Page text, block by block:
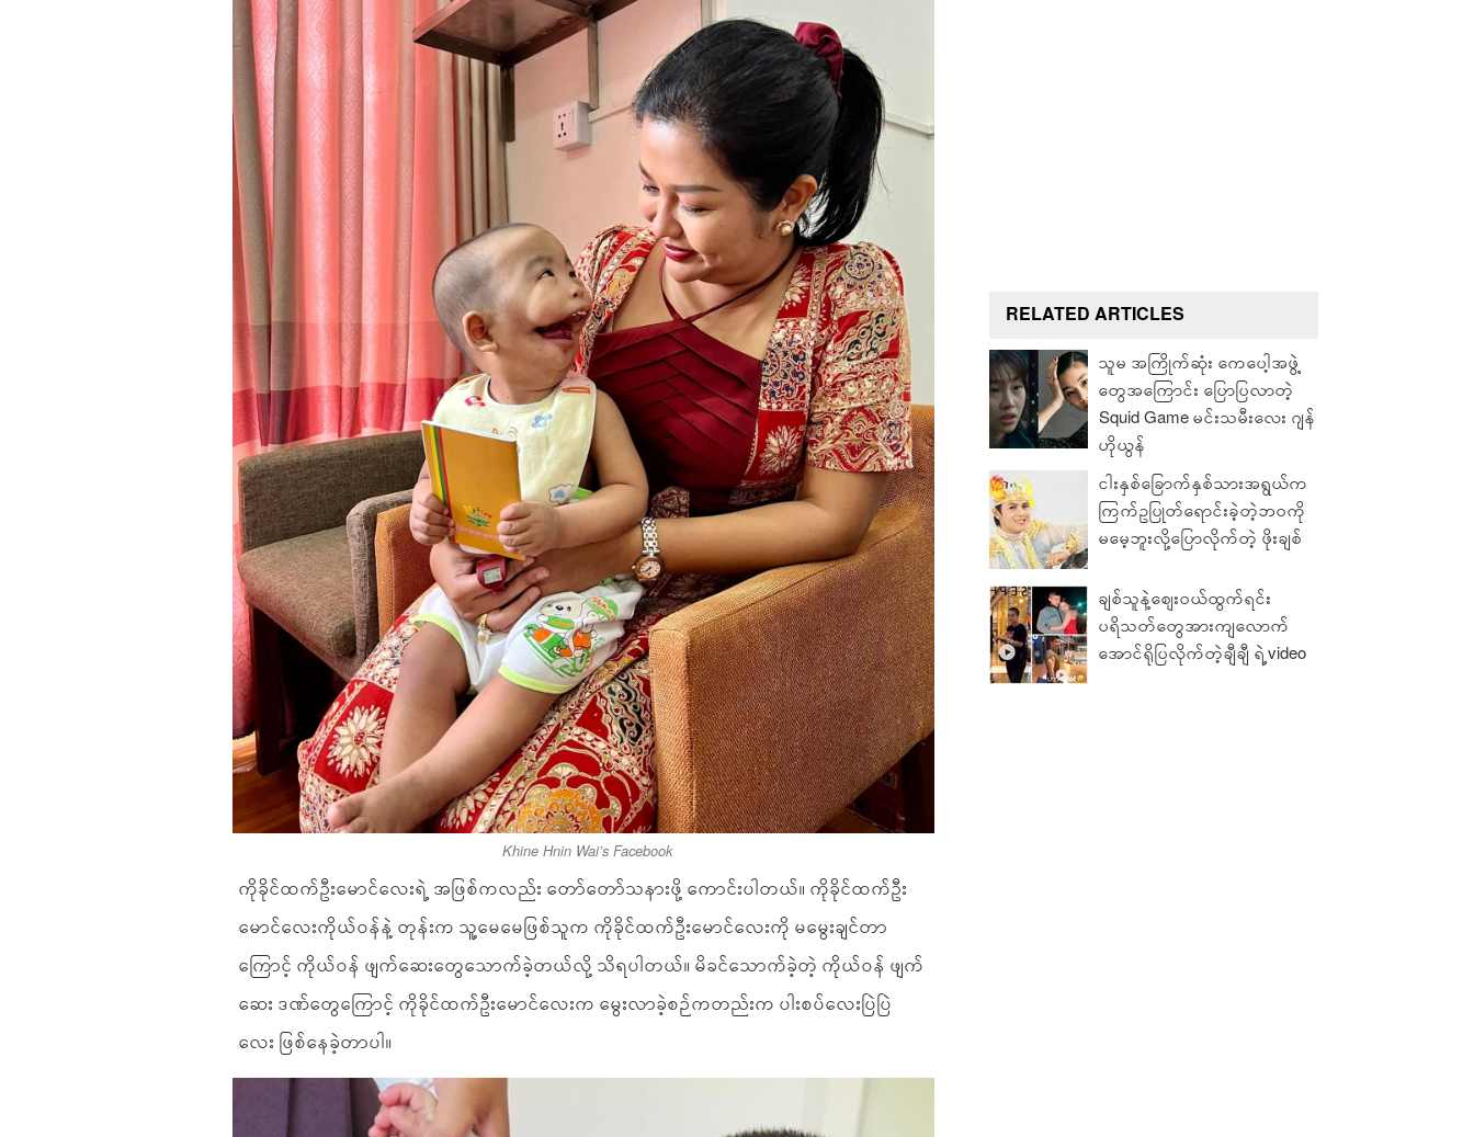
Khine Hnin Wai’s Facebook
ကိုခိုင်ထက်ဦးမောင်လေးရဲ့ အဖြစ်ကလည်း တော်တော်သနားဖို့ ကောင်းပါတယ်။ ကိုခိုင်ထက်ဦး
မောင်လေးကိုယ်ဝန်နဲ့ တုန်းက သူ့မေမေဖြစ်သူက ကိုခိုင်ထက်ဦးမောင်လေးကို မမွေးချင်တာ
ကြောင့် ကိုယ်ဝန် ဖျက်ဆေးတွေသောက်ခဲ့တယ်လို့ သိရပါတယ်။ မိခင်သောက်ခဲ့တဲ့ ကိုယ်ဝန် ဖျက်
ဆေး ဒဏ်တွေကြောင့် ကိုခိုင်ထက်ဦးမောင်လေးက မွေးလာခဲ့စဉ်ကတည်းက ပါးစပ်လေးပြဲပြဲ
လေး ဖြစ်နေခဲ့တာပါ။
RELATED ARTICLES
သူမ အကြိုက်ဆုံး ကေပေါ့အဖွဲ့
တွေအကြောင်း ပြောပြလာတဲ့
Squid Game မင်းသမီးလေး ဂျန်
ဟိုယွန်
ငါးနှစ်ခြောက်နှစ်သားအရွယ်က
ကြက်ဥပြုတ်ရောင်းခဲ့တဲ့ဘဝကို
မမေ့ဘူးလို့ပြောလိုက်တဲ့ ဖိုးချစ်
ချစ်သူနဲ့ဈေးဝယ်ထွက်ရင်း
ပရိသတ်တွေအားကျလောက်
အောင်ရိုပြလိုက်တဲ့ချီချီ ရဲ့video